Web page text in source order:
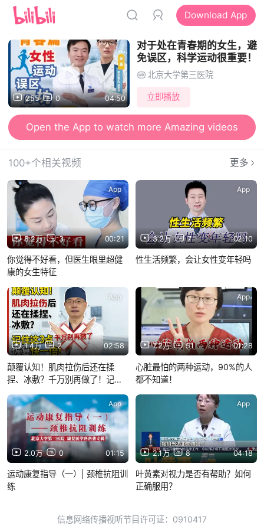
Download App
255 0 04:50
对于处在青春期的女生，避
免误区，科学运动很重要！
北京大学第三医院
立即播放
Open the App to watch more Amazing videos
Open the App to send Danmu and watch videos together
100+个相关视频 更多
8.2万 3 00:21
App
你觉得不好看，但医生眼里超健
康的女生特征
3.2万 7 02:10
App
性生活频繁，会让女性变年轻吗
1.4万 2 02:58
App
颠覆认知！肌肉拉伤后还在揉
捏、冰敷？千万别再做了！记住
7.2万 51 01:28
App
心脏最怕的两种运动，90%的人
都不知道！
2.0万 0 01:15
App
运动康复指导（一）| 颈椎抗阻训
练
2.1万 8 04:18
App
叶黄素对视力是否有帮助？如何
正确服用？
信息网络传播视听节目许可证：0910417